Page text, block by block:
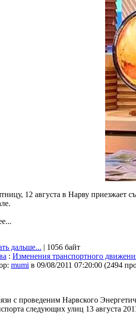
12 августа в Нарву приезжает
дальше... | 1056 байт
: Изменения транспортного
mumi в 09/08/2011 07:20:00 (2494
с проведеним Нарвского
следующих улиц 13 августа